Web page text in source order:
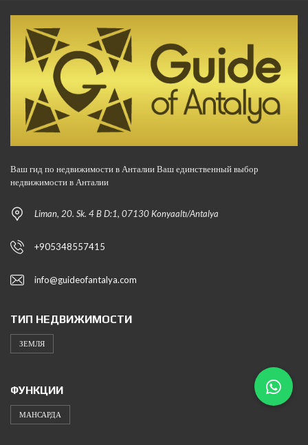
Ваш гид по недвижимости в Анталии Ваш единственный выбор
недвижимости в Анталии
Liman, 20. Sk. 4 B D:1, 07130 Konyaaltı/Antalya
+905348557415
info@guideofantalya.com
ТИП НЕДВИЖИМОСТИ
ЗЕМЛЯ
ФУНКЦИИ
МАНСАРДА